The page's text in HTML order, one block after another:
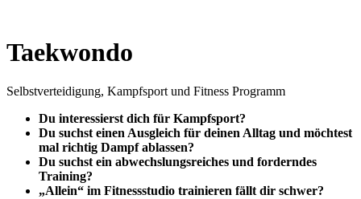
Taekwondo
Selbstverteidigung, Kampfsport und Fitness Programm
Du interessierst dich für Kampfsport?
Du suchst einen Ausgleich für deinen Alltag und möchtest
mal richtig Dampf ablassen?
Du suchst ein abwechslungsreiches und forderndes
Training?
„Allein“ im Fitnessstudio trainieren fällt dir schwer?